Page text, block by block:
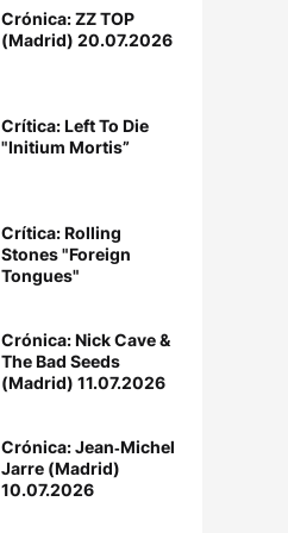
Crónica: ZZ TOP
(Madrid) 20.07.2026
Crítica: Left To Die
"Initium Mortis”
Crítica: Rolling
Stones "Foreign
Tongues"
Crónica: Nick Cave &
The Bad Seeds
(Madrid) 11.07.2026
Crónica: Jean‐Michel
Jarre (Madrid)
10.07.2026